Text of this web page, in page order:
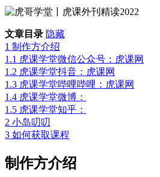
文章目录 隐藏
1 制作方介绍
1.1 虎课学堂微信公众号：虎课网
1.2 虎课学堂抖音：虎课网
1.3 虎课学堂哔哩哔哩：虎课网
1.4 虎课学堂微博：
1.5 虎课学堂知乎：
2 小岛叨叨
3 如何获取课程
制作方介绍